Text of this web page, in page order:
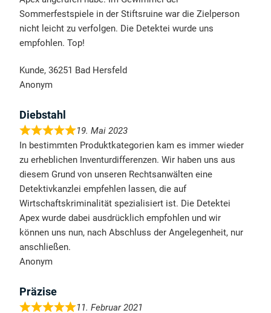
Sommerfestspiele in der Stiftsruine war die Zielperson
nicht leicht zu verfolgen. Die Detektei wurde uns
empfohlen. Top!
Kunde, 36251 Bad Hersfeld
Anonym
Diebstahl
19. Mai 2023
In bestimmten Produktkategorien kam es immer wieder
zu erheblichen Inventurdifferenzen. Wir haben uns aus
diesem Grund von unseren Rechtsanwälten eine
Detektivkanzlei empfehlen lassen, die auf
Wirtschaftskriminalität spezialisiert ist. Die Detektei
Apex wurde dabei ausdrücklich empfohlen und wir
können uns nun, nach Abschluss der Angelegenheit, nur
anschließen.
Anonym
Präzise
11. Februar 2021